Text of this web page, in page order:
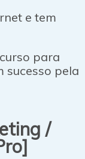
e tem
para
sucesso pela
/